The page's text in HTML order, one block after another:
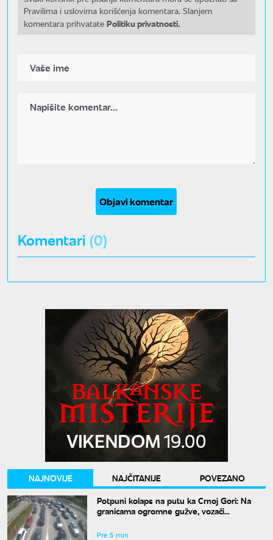
Pravilima i uslovima korišćenja komentara. Slanjem
komentara prihvatate Politiku privatnosti.
Objavi komentar
Komentari (0)
NAJNOVIJE NAJČITANIJE
POVEZANO
Potpuni kolaps na putu ka Crnoj Gori: Na
granicama ogromne gužve, vozači
Pre 5 min